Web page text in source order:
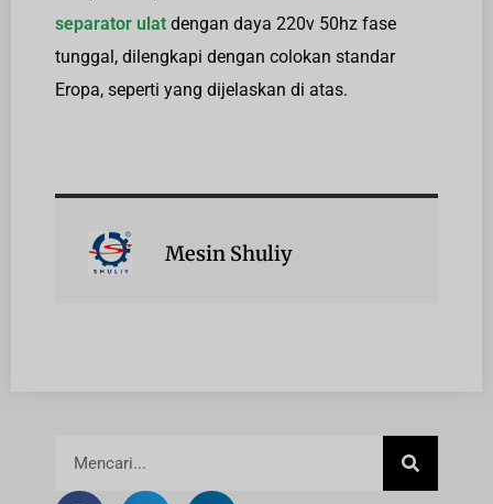
separator ulat dengan daya 220v 50hz fase
tunggal, dilengkapi dengan colokan standar
Eropa, seperti yang dijelaskan di atas.
Mesin Shuliy